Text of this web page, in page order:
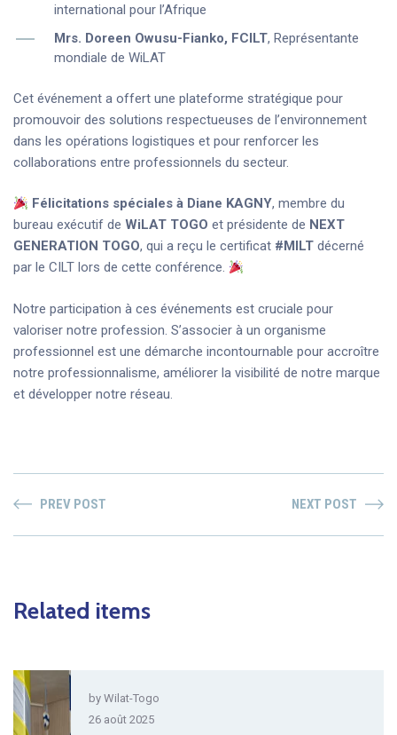
international pour l’Afrique
Mrs. Doreen Owusu-Fianko, FCILT, Représentante
mondiale de WiLAT
Cet événement a offert une plateforme stratégique pour
promouvoir des solutions respectueuses de l’environnement
dans les opérations logistiques et pour renforcer les
collaborations entre professionnels du secteur.
Félicitations spéciales à Diane KAGNY, membre du
bureau exécutif de WiLAT TOGO et présidente de NEXT
GENERATION TOGO, qui a reçu le certificat #MILT décerné
par le CILT lors de cette conférence.
Notre participation à ces événements est cruciale pour
valoriser notre profession. S’associer à un organisme
professionnel est une démarche incontournable pour accroître
notre professionnalisme, améliorer la visibilité de notre marque
et développer notre réseau.
PREV POST NEXT POST
Related items
by Wilat-Togo
26 août 2025